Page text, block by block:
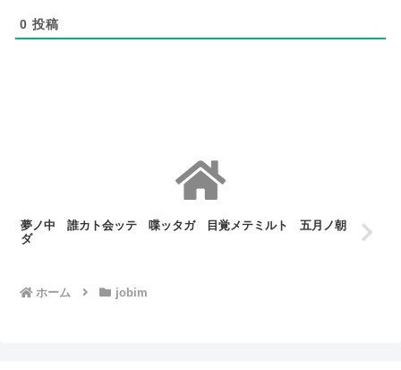
0 投稿
夢ノ中 誰カト会ッテ 喋ッタガ 目覚メテミルト 五月ノ朝
ダ
ホーム jobim